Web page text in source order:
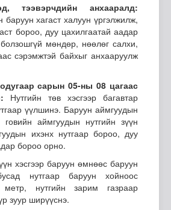
тээвэрчдийн анхааралд:
баруун хагаст халуун үргэлжилж,
бороо, дуу цахилгаатай аадар
мөндөр, нөөлөг салхи,
сэрэмжтэй байхыг анхааруулж
сарын 05-ны 08 цагаас
Нутгийн төв хэсгээр багавтар
үүлшинэ. Баруун аймгуудын
говийн аймгуудын нутгийн зүүн
ихэнх нутгаар бороо, дуу
бороо орно.
хэсгээр баруун өмнөөс баруун
нутгаар баруун хойноос
нутгийн зарим газраар
зуур ширүүснэ.